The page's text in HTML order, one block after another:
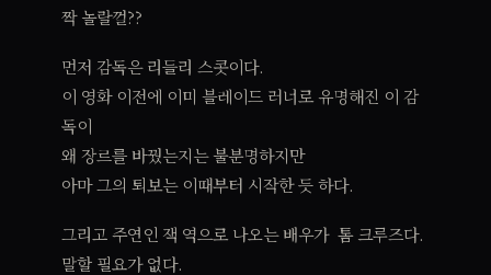
짝 놀랄껄??
먼저 감독은 리들리 스콧이다.
이 영화 이전에 이미 블레이드 러너로 유명해진 이 감
독이
왜 장르를 바꿨는지는 불분명하지만
아마 그의 퇴보는 이때부터 시작한 듯 하다.
그리고 주연인 잭 역으로 나오는 배우가 톰 크루즈다.
말할 필요가 없다.